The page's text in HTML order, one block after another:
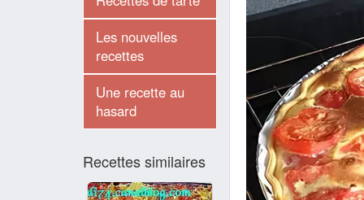
Les nouvelles
recettes
Une recette au
hasard
Recettes similaires